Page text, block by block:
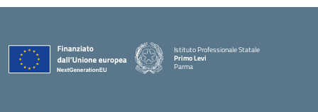
Istituto Professionale Statale
Primo Levi
Parma